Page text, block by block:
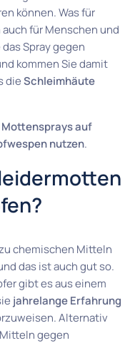
können. Was für
für Menschen und
Spray gegen
kommen Sie damit
dieSchleimhäute
Mottensprays auf
nutzen.
chemischen Mitteln
das ist auch gut so.
gibt es aus einem
jahrelange Erfahrung
Alternativ
gegen